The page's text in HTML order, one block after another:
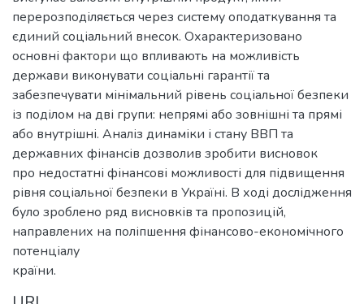
перерозподіляється через систему оподаткування та
єдиний соціальний внесок. Охарактеризовано
основні фактори що впливають на можливість
держави виконувати соціальні гарантії та
забезпечувати мінімальний рівень соціальної безпеки
із поділом на дві групи: непрямі або зовнішні та прямі
або внутрішні. Аналіз динаміки і стану ВВП та
державних фінансів дозволив зробити висновок
про недостатні фінансові можливості для підвищення
рівня соціальної безпеки в Україні. В ході дослідження
було зроблено ряд висновків та пропозицій,
направлених на поліпшення фінансово-економічного
потенціалу
країни.